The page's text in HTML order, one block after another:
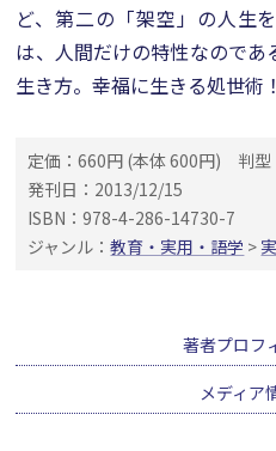
ど、第二の「架空」の人生
は、人間だけの特性なので
生き方。幸福に生きる処世術！
定価：660円 (本体 600円) 判
発刊日：2013/12/15
ISBN：978-4-286-14730-7
ジャンル：教育・実用・語学 >
著者プロフ
メディア